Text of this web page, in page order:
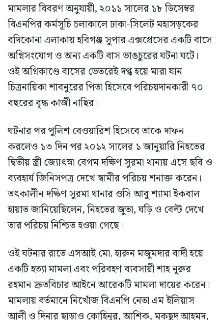
মামলার বিবরণ অনুযায়ী, ২০১১ সালের ১৮ ডিসেম্বর
বিএনপির কর্মসূচি চলাকালে ঢাকা-সিলেট মহাসড়কের
বদিকোনা এলাকায় হবিগঞ্জ সুপার এক্সপ্রেসের একটি বাসে
অগ্নিসংযোগ ও অন্য একটি বাস ভাঙচুরের ঘটনা ঘটে।
ওই অগ্নিকাণ্ডে বাসের ভেতরেই দগ্ধ হয়ে মারা যান
চিত্রনায়িকা শাবনুরের পিতা হিসেবে পরিচয়দানকারী ৭০
বছরের বৃদ্ধ কাজী নাছির।
ঘটনার পর পুলিশ বেওয়ারিশ হিসেবে তাকে দাফন
করলেও ১৩ দিন পর ২০১২ সালের ১ জানুয়ারি নিহতের
দ্বিতীয় স্ত্রী জ্যোৎস্না বেগম দক্ষিণ সুরমা থানায় এসে ছবি ও
ব্যবহার্য জিনিসপত্র দেখে স্বামীর পরিচয় শনাক্ত করেন।
তৎকালীন দক্ষিণ সুরমা থানার ওসি আবু শ্যামা ইকবাল
হায়াত জানিয়েছিলেন, নিহতের জুতা, ঘড়ি ও বেল্ট দেখে
তার পরিচয় নিশ্চিত হওয়া গেছে।
ওই ঘটনার রাতে এসআই মো. হারুন মজুমদার বাদী হয়ে
একটি হত্যা মামলা এবং পরিবহণ ব্যবসায়ী শাহ নূরুর
রহমান দ্রুতবিচার আইনে আরেকটি মামলা দায়ের করেন।
মামলায় বর্তমানে নিখোঁজ বিএনপি নেতা এম ইলিয়াস
আলী ও দিনার ছাড়াও কোহিনুর, আশিক, মকছুদ আহমদ,